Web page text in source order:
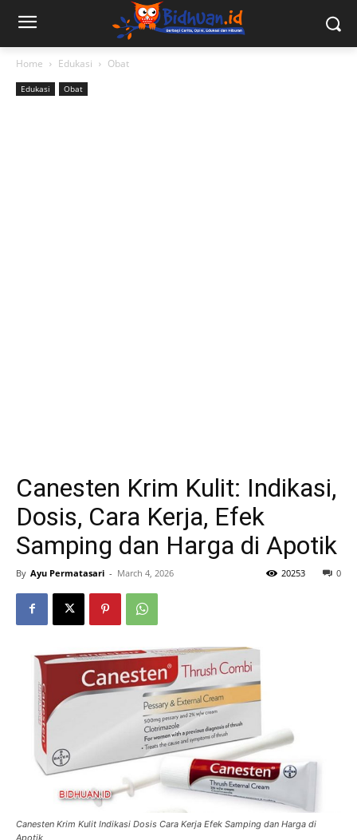
Home Edukasi Obat
Edukasi Obat
Canesten Krim Kulit: Indikasi,
Dosis, Cara Kerja, Efek
Samping dan Harga di Apotik
By Ayu Permatasari - March 4, 2026 0
20253
Canesten Krim Kulit Indikasi Dosis Cara Kerja Efek Samping dan Harga di
Apotik